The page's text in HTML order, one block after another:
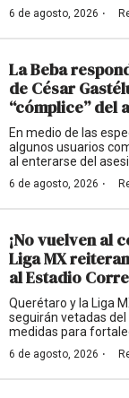
6 de agosto, 2026 ·
La Beba
de César
“cómplice” del
En medio de las
algunos usuarios
al enterarse del
6 de agosto, 2026 ·
¡No vuelven al
Liga MX
al Estadio
Querétaro y la Liga
seguirán vetadas
medidas para
6 de agosto, 2026 ·